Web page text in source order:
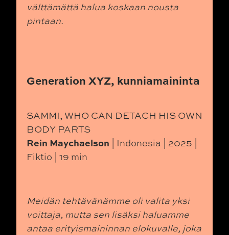
välttämättä halua koskaan nousta
pintaan.
Generation XYZ, kunniamaininta
SAMMI, WHO CAN DETACH HIS OWN
BODY PARTS
Rein Maychaelson | Indonesia | 2025 |
Fiktio | 19 min
Meidän tehtävänämme oli valita yksi
voittaja, mutta sen lisäksi haluamme
antaa erityismaininnan elokuvalle, joka